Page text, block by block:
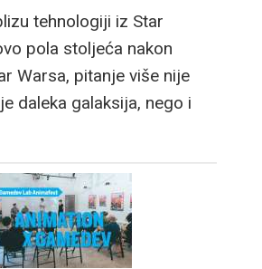
tehnologiji iz Star
pola stoljeća nakon
Warsa, pitanje više nije
daleka galaksija, nego i